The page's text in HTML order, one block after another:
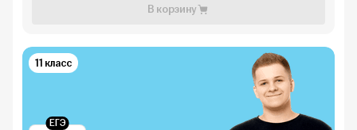
В корзину
ЕГЭ
11 класс